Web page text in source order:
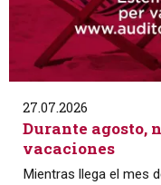
27.07.2026
Durante agosto,
vacaciones
Mientras llega el mes